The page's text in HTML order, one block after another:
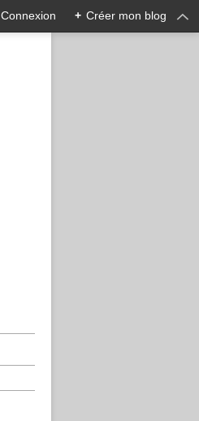
Connexion + Créer mon blog